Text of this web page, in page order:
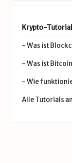
Krypto-
-Was ist
-Was ist
-Wie
Alle Tutorials